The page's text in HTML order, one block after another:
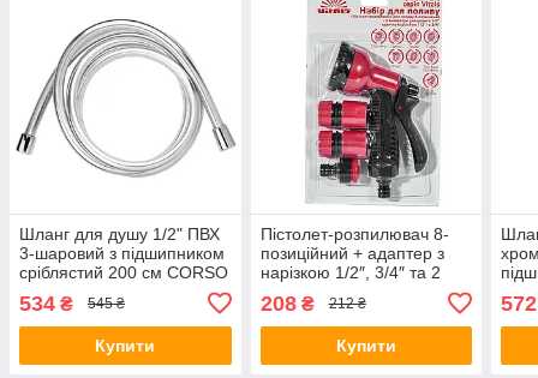
Шланг для душу 1/2" ПВХ
3-шаровий з підшипником
сріблястий 200 см CORSO
534 ₴ 545 ₴
Купити
Пістолет-розпилювач 8-
позиційний + адаптер з
нарізкою 1/2″, 3/4″ та 2
конектори для шланга 1/2″
Vitals
208₴ 212 ₴
Купити
572